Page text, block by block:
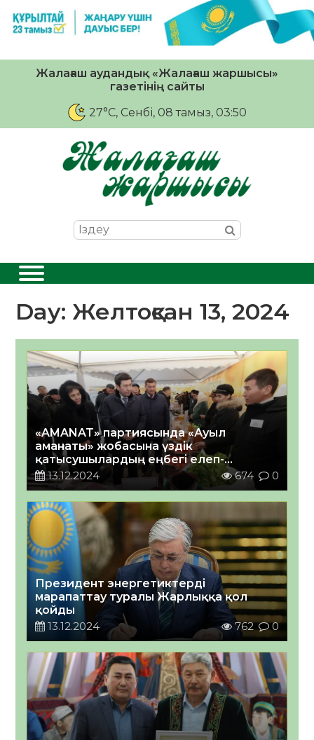
Жалағаш аудандық «Жалағаш жаршысы»
газетінің сайты
27°C, Сенбі, 08 тамыз, 03:50
Day: Желтоқсан 13, 2024
«AMANAT» партиясында «Ауыл
аманаты» жобасына үздік
қатысушылардың еңбегі елеп-
ескерілді
13.12.2024 674 0
Президент энергетиктерді
марапаттау туралы Жарлыққа қол
қойды
13.12.2024
762 0